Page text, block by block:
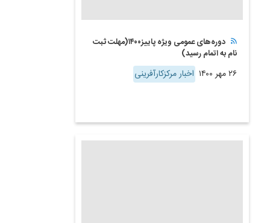
دوره‌های عمومی ویژه پاییز۱۴۰۰(مهلت ثبت
نام به اتمام رسید)
۲۶ مهر ۱۴۰۰ اخبار مرکزکارآفرینی